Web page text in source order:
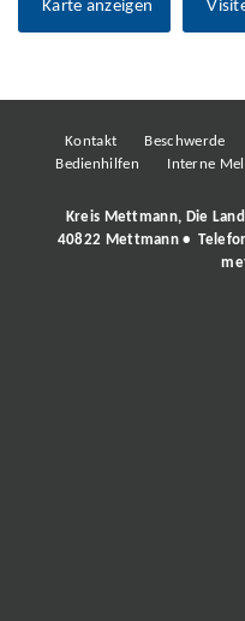
Karte anzeigen
Kontakt Beschwerde
Bedienhilfen
Interne
Kreis Mettmann, Die
40822 Mettmann •